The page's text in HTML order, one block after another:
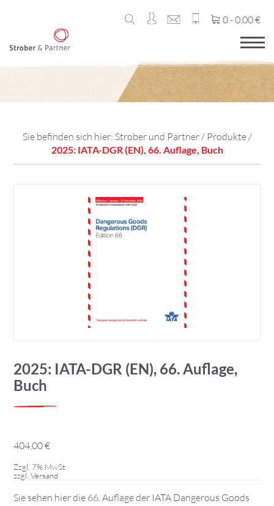
0 -0,00€
Sie befinden sich hier: Strober und Partner/ Produkte/
2025: IATA-DGR (EN), 66. Auflage, Buch
2025: IATA-DGR (EN), 66. Auflage,
Buch
404,00€
Zzgl. 7% MwSt.
zzgl. Versand
Sie sehen hier die 66. Auflage der IATA Dangerous Goods